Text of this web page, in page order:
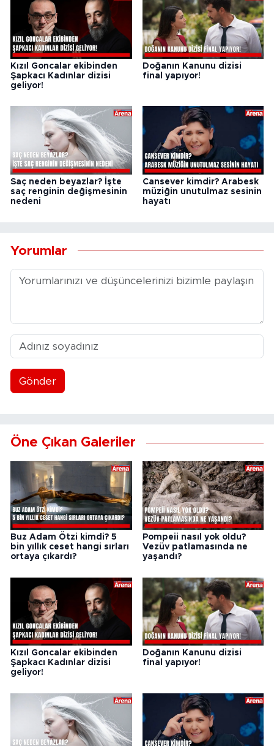
Kızıl Goncalar ekibinden
Şapkacı Kadınlar dizisi
geliyor!
Doğanın Kanunu dizisi
final yapıyor!
Saç neden beyazlar? İşte
saç renginin değişmesinin
nedeni
Cansever kimdir? Arabesk
müziğin unutulmaz sesinin
hayatı
Yorumlar
Gönder
Öne Çıkan Galeriler
Buz Adam Ötzi kimdi? 5
bin yıllık ceset hangi sırları
ortaya çıkardı?
Pompeii nasıl yok oldu?
Vezüv patlamasında ne
yaşandı?
Kızıl Goncalar ekibinden
Şapkacı Kadınlar dizisi
geliyor!
Doğanın Kanunu dizisi
final yapıyor!